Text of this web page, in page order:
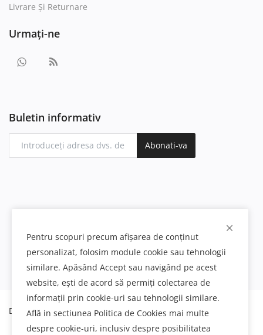
Livrare Și Returnare
Urmați-ne
Buletin informativ
Abonati-va
Decoratiuni interioare si exterioare din poliuretan
Pentru scopuri precum afișarea de conținut
personalizat, folosim module cookie sau tehnologii
similare. Apăsând Accept sau navigând pe acest
website, ești de acord să permiți colectarea de
informații prin cookie-uri sau tehnologii similare.
Află in sectiunea Politica de Cookies mai multe
despre cookie-uri, inclusiv despre posibilitatea